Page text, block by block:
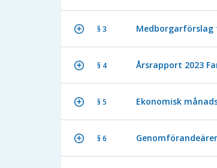
§ 3
§ 4 Årsrapport 2023
§ 5 Ekonomisk
§ 6